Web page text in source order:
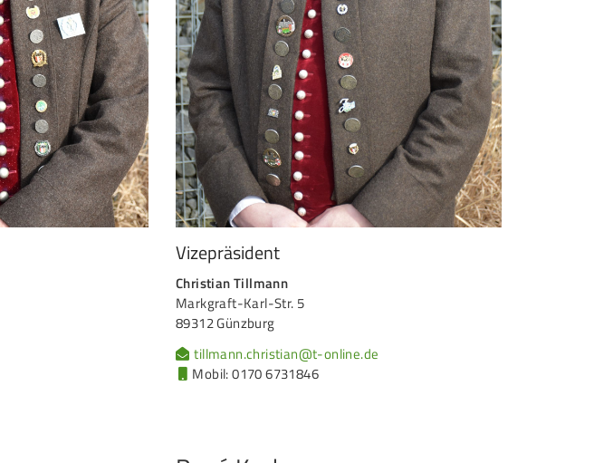
Vizepräsident
Christian Tillmann
Markgraft-Karl-Str. 5
89312 Günzburg
tillmann.christian@t-online.de
Mobil: 0170 6731846